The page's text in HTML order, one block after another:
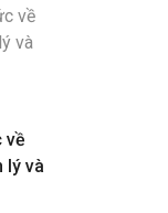
về
lý và